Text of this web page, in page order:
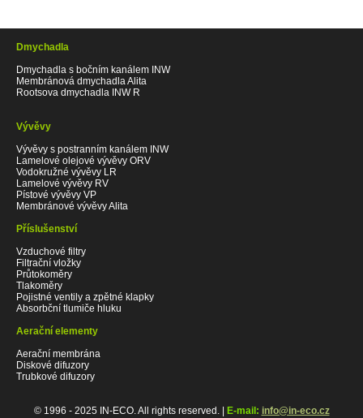
Dmychadla
Dmychadla s bočním kanálem INW
Membránová dmychadla Alita
Rootsova dmychadla INW R
Vývěvy
Vývěvy s postranním kanálem INW
Lamelové olejové vývěvy ORV
Vodokružné vývěvy LR
Lamelové vývěvy RV
Pístové vývěvy VP
Membránové vývěvy Alita
Příslušenství
Vzduchové filtry
Filtrační vložky
Průtokoměry
Tlakoměry
Pojistné ventily a zpětné klapky
Absorbční tlumiče hluku
Aerační elementy
Aerační membrána
Diskové difuzory
Trubkové difuzory
© 1996 - 2025 IN-ECO. All rights reserved. | E-mail: info@in-eco.cz